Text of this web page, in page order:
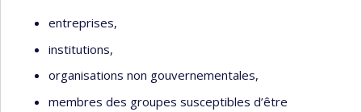
entreprises,
institutions,
organisations non gouvernementales,
membres des groupes susceptibles d’être